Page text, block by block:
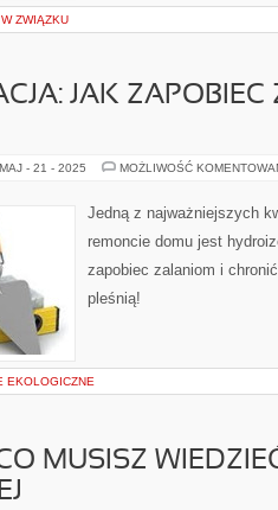
ZWIĄZKU
JAK
MAJ - 21 - 2025 MOŻLIWOŚĆ
Jedną z najważniejszych
remoncie domu jest
zapobiec zalaniom i
pleśnią!
EKOLOGICZNE
MUSISZ